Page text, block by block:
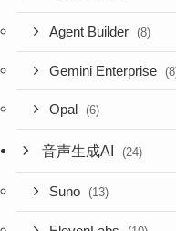
Agent Builder (8)
Gemini Enterprise
Opal (6)
音声生成AI (24)
Suno (13)